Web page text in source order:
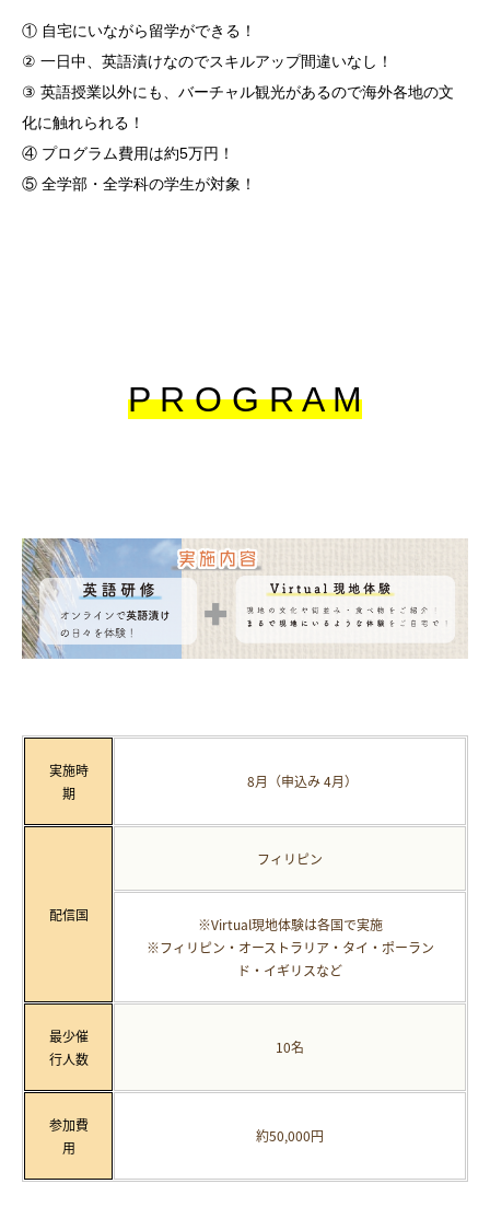
① 自宅にいながら留学ができる！
② 一日中、英語漬けなのでスキルアップ間違いなし！
③ 英語授業以外にも、バーチャル観光があるので海外各地の文
化に触れられる！
④ プログラム費用は約5万円！
⑤ 全学部・全学科の学生が対象！
P R O G R A M
実施時
期
8月（申込み 4月）
配信国
フィリピン
※Virtual現地体験は各国で実施
※フィリピン・オーストラリア・タイ・ポーラン
ド・イギリスなど
最少催
行人数
10名
参加費
用
約50,000円